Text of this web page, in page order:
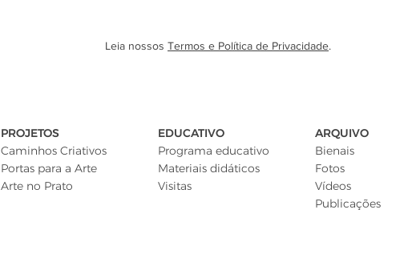
Leia nossos Termos e Política de Privacidade.
PROJETOS
Caminhos Criativos
Portas para a Arte
Arte no Prato
EDUCATIVO
Programa educativo
Materiais didáticos
Visitas
ARQUIVO
Bienais
Fotos
Vídeos
Publicações